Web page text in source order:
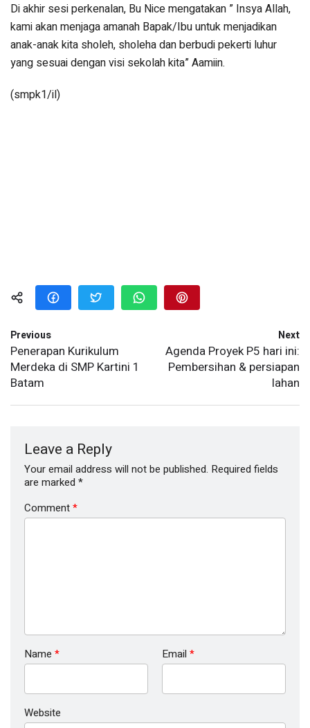
Di akhir sesi perkenalan, Bu Nice mengatakan ” Insya Allah,
kami akan menjaga amanah Bapak/Ibu untuk menjadikan
anak-anak kita sholeh, sholeha dan berbudi pekerti luhur
yang sesuai dengan visi sekolah kita” Aamiin.
(smpk1/il)
Previous
Penerapan Kurikulum
Merdeka di SMP Kartini 1
Batam
Next
Agenda Proyek P5 hari ini:
Pembersihan & persiapan
lahan
Leave a Reply
Your email address will not be published. Required fields
are marked *
Comment*
Name * Email *
Website